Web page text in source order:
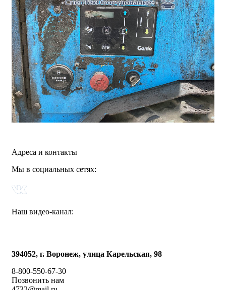
Адреса и контакты
Мы в социальных сетях:
Наш видео-канал:
394052, г. Воронеж, улица Карельская, 98
8-800-550-67-30
Позвонить нам